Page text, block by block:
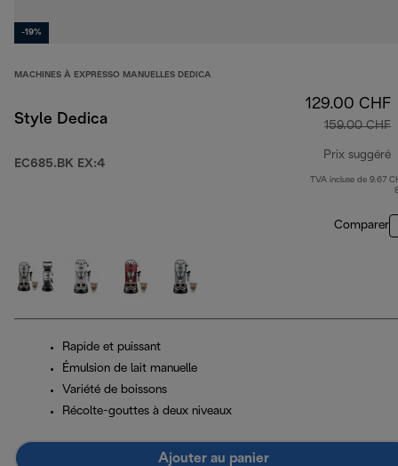
-19%
MACHINES À EXPRESSO MANUELLES DEDICA
Style Dedica
EC685.BK EX:4
129.00 CHF
159.00 CHF
Prix suggéré
TVA incluse de 9.67
Comparer
Rapide et puissant
Émulsion de lait manuelle
Variété de boissons
Récolte-gouttes à deux niveaux
Ajouter au panier